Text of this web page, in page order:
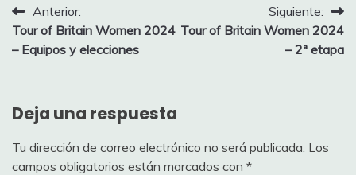
Navegación
de
Anterior:
Tour of Britain Women 2024
– Equipos y elecciones
Siguiente:
Tour of Britain Women 2024
– 2ª etapa
Deja una respuesta
Tu dirección de correo electrónico no será publicada. Los
campos obligatorios están marcados con *